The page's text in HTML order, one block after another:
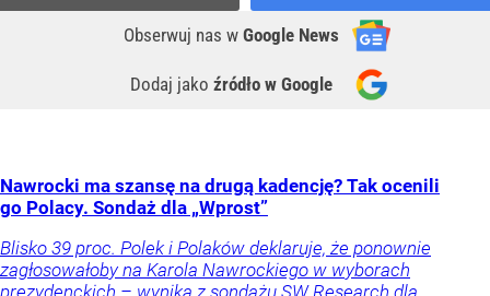
Obserwuj nas w Google News
Dodaj jako źródło w Google
Nawrocki ma szansę na drugą kadencję? Tak ocenili
go Polacy. Sondaż dla „Wprost”
Blisko 39 proc. Polek i Polaków deklaruje, że ponownie
zagłosowałoby na Karola Nawrockiego w wyborach
prezydenckich – wynika z sondażu SW Research dla